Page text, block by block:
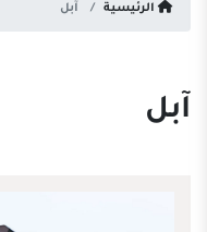
الرئيسية آبل
آبل